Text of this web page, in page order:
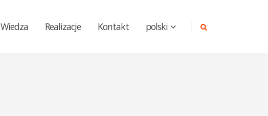
Wiedza Realizacje Kontakt polski